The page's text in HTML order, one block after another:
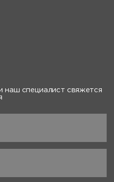
наш специалист свяжется